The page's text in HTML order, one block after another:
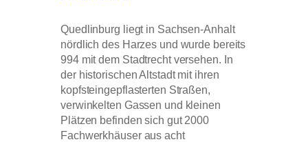
Quedlinburg liegt in Sachsen-Anhalt
nördlich des Harzes und wurde bereits
994 mit dem Stadtrecht versehen. In
der historischen Altstadt mit ihren
kopfsteingepflasterten Straßen,
verwinkelten Gassen und kleinen
Plätzen befinden sich gut 2000
Fachwerkhäuser aus acht